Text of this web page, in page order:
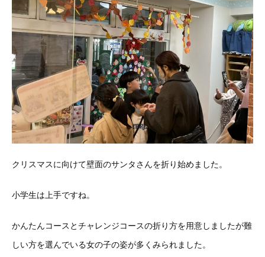
クリスマスに向けて壁面のサンタさんを折り始めました。
小学生は上手ですね。
かんたんコースとチャレンジコースの折り方を用意しましたが難
しい方を選んでいる女の子の姿が多くみられました。